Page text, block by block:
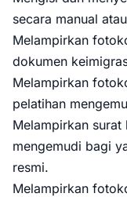
secara manual
Melampirkan
dokumen
Melampirkan
pelatihan
Melampirkan
mengemudi bagi
resmi.
Melampirkan